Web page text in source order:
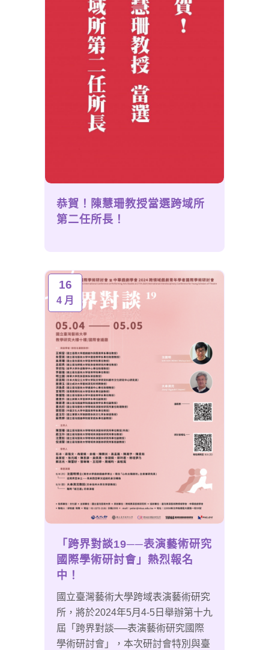
恭賀！陳慧珊教授當選跨域所
第二任所長！
16
4 月
「跨界對談19──表演藝術研究
國際學術研討會」熱烈報名
中！
國立臺灣藝術大學跨域表演藝術研究
所，將於2024年5月4-5日舉辦第十九
屆「跨界對談──表演藝術研究國際
學術研討會」，本次研討會特別與臺